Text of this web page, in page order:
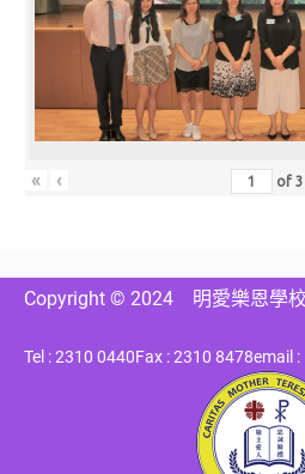
« ‹ of3
Copyright © 2024 明愛樂恩學
Tel : 2310 0440Fax : 2310 8478email